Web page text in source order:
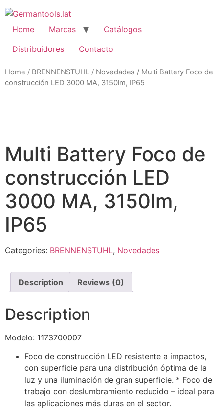
Skip
to
content
Home Marcas
Catálogos
Distribuidores
Contacto
Home / BRENNENSTUHL / Novedades / Multi Battery Foco de
construcción LED 3000 MA, 3150lm, IP65
Multi Battery Foco de
construcción LED
3000 MA, 3150lm,
IP65
Categories: BRENNENSTUHL, Novedades
Description Reviews (0)
Description
Modelo: 1173700007
Foco de construcción LED resistente a impactos,
con superficie para una distribución óptima de la
luz y una iluminación de gran superficie. * Foco de
trabajo con deslumbramiento reducido – ideal para
las aplicaciones más duras en el sector.